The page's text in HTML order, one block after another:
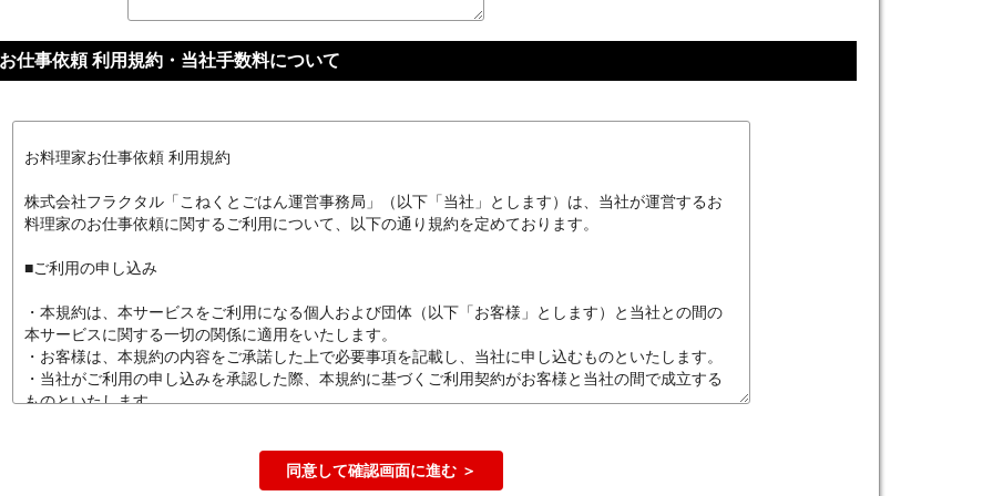
仕事依頼 利用規約・当社手数料について